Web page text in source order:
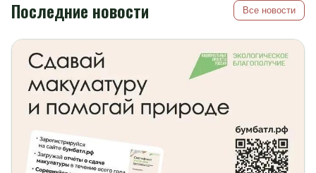
Последние новости Все новости